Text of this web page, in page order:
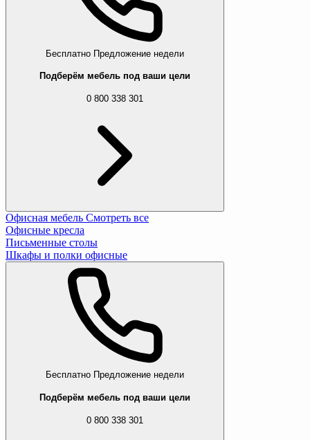
Бесплатно Предложение недели
Подберём мебель под ваши цели
0 800 338 301
Офисная мебель Смотреть все
Офисные кресла
Письменные столы
Шкафы и полки офисные
Бесплатно Предложение недели
Подберём мебель под ваши цели
0 800 338 301